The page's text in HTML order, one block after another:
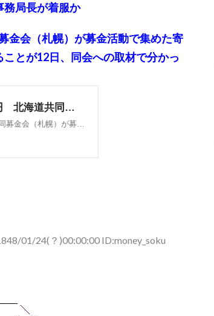
局長が着服か
金会（札幌）が募金活動で集めた寄
とが12日、同会への取材で分かっ
01/24(？)00:00:00 ID:money_soku